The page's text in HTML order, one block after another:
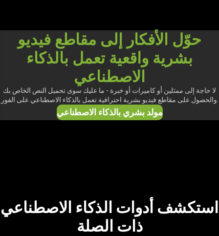
حوّل الأفكار إلى مقاطع فيديو
بشرية واقعية تعمل بالذكاء
الاصطناعي
لا حاجة إلى ممثلين أو كاميرات أو خبرة - ما عليك سوى تحميل النص الخاص بك
مولد بشري بالذكاء الاصطناعي
استكشف أدوات الذكاء الاصطناعي
ذات الصلة